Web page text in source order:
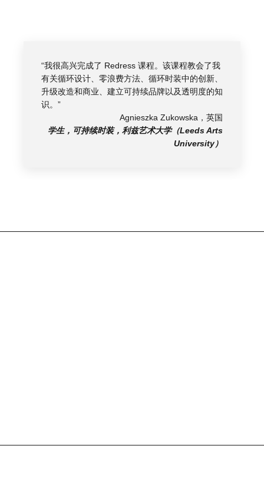
“我很高兴完成了 Redress 课程。该课程教会了我
有关循环设计、零浪费方法、循环时装中的创新、
升级改造和商业、建立可持续品牌以及透明度的知
识。”
Agnieszka Zukowska，英国
学生，可持续时装，利兹艺术大学（Leeds Arts
University）